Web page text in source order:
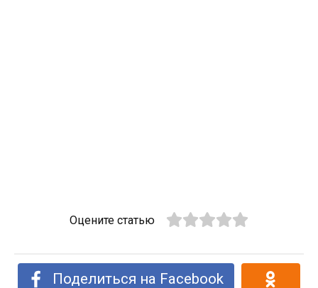
Оцените статью
Поделиться на Facebook